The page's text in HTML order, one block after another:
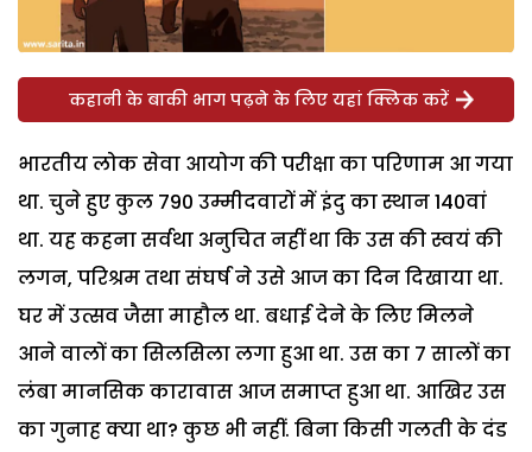
कहानी के बाकी भाग पढ़ने के लिए यहां क्लिक करें
भारतीय लोक सेवा आयोग की परीक्षा का परिणाम आ गया
था. चुने हुए कुल 790 उम्मीदवारों में इंदु का स्थान 140वां
था. यह कहना सर्वथा अनुचित नहीं था कि उस की स्वयं की
लगन, परिश्रम तथा संघर्ष ने उसे आज का दिन दिखाया था.
घर में उत्सव जैसा माहौल था. बधाई देने के लिए मिलने
आने वालों का सिलसिला लगा हुआ था. उस का 7 सालों का
लंबा मानसिक कारावास आज समाप्त हुआ था. आखिर उस
का गुनाह क्या था? कुछ भी नहीं. बिना किसी गलती के दंड